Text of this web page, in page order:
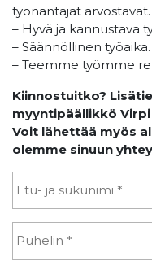
työnantajat arvostavat.
– Hyvä ja kannustava
– Säännöllinen työaika.
– Teemme työmme
Kiinnostuitko?
myyntipäällikkö Virpi
Voit lähettää myös
olemme sinuun